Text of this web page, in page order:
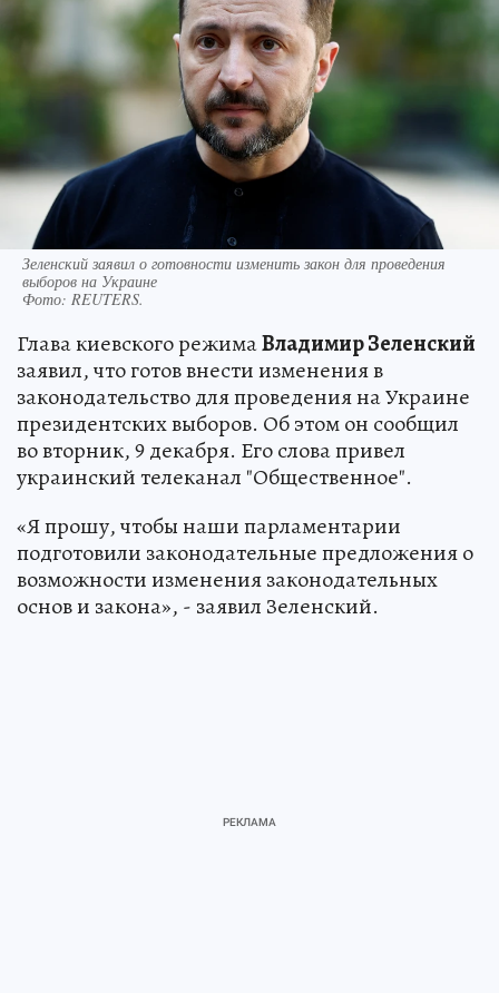
Зеленский заявил о готовности изменить закон для проведения
выборов на Украине
Фото: REUTERS.
Глава киевского режимаВладимир Зеленский
заявил, что готов внести изменения в
законодательство для проведения на Украине
президентских выборов. Об этом он сообщил
во вторник, 9 декабря. Его слова привел
украинский телеканал "Общественное".
«Я прошу, чтобы наши парламентарии
подготовили законодательные предложения о
возможности изменения законодательных
основ и закона», - заявил Зеленский.